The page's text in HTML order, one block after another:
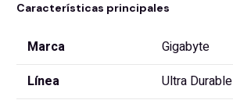
Características principales
Marca
Gigabyte
Línea
Ultra Durable